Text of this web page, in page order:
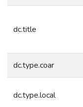
dc.title
dc.type.coar
dc.type.local